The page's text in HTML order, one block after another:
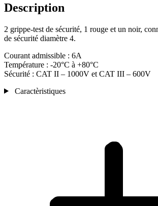
Description
2 grippe-test de sécurité, 1 rouge et un noir,
de sécurité diamètre 4.
Courant admissible : 6A
Température : -20°C à +80°C
Sécurité : CAT II – 1000V et CAT III – 600V
Caractèristiques